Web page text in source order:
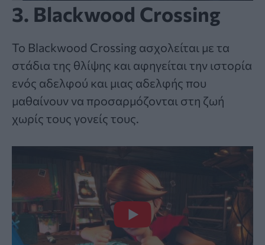
3. Blackwood Crossing
Το Blackwood Crossing ασχολείται με τα
στάδια της θλίψης και αφηγείται την ιστορία
ενός αδελφού και μιας αδελφής που
μαθαίνουν να προσαρμόζονται στη ζωή
χωρίς τους γονείς τους.